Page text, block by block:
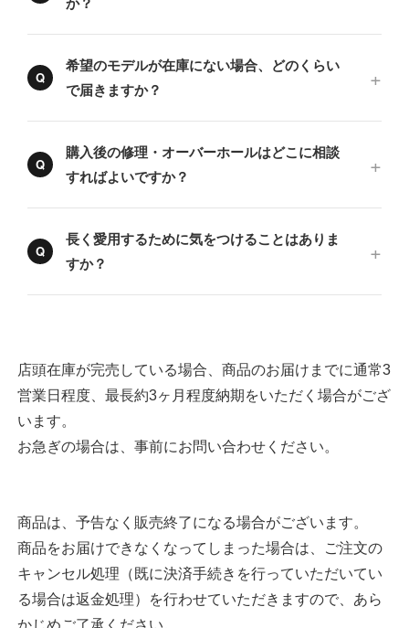
希望のモデルが在庫にない場合、どのくらい
で届きますか？
購入後の修理・オーバーホールはどこに相談
すればよいですか？
長く愛用するために気をつけることはありま
すか？
店頭在庫が完売している場合、商品のお届けまでに通常3
営業日程度、最長約3ヶ月程度納期をいただく場合がござ
います。
お急ぎの場合は、事前にお問い合わせください。
商品は、予告なく販売終了になる場合がございます。
商品をお届けできなくなってしまった場合は、ご注文の
キャンセル処理（既に決済手続きを行っていただいてい
る場合は返金処理）を行わせていただきますので、あら